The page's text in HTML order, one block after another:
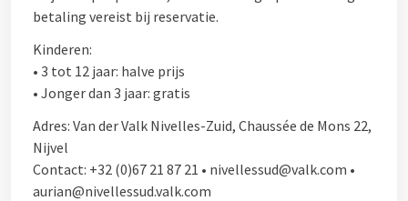
betaling vereist bij reservatie.
Kinderen:
• 3 tot 12 jaar: halve prijs
• Jonger dan 3 jaar: gratis
Adres: Van der Valk Nivelles-Zuid, Chaussée de Mons 22,
Nijvel
Contact: +32 (0)67 21 87 21 • nivellessud@valk.com •
aurian@nivellessud.valk.com